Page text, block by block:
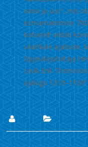
vana ja uus“, mis
esmamainimise
kohaselt viidati
väärikale ajaloole.
õppealajuhataja
Liivik Erik
ajalugu
Lii Uudised
24. nov. 2018